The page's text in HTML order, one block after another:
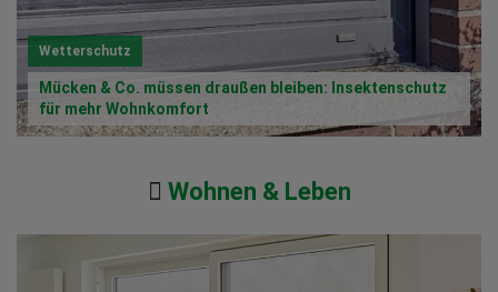
Wetterschutz
Mücken & Co. müssen draußen bleiben: Insektenschutz
für mehr Wohnkomfort
Wohnen & Leben